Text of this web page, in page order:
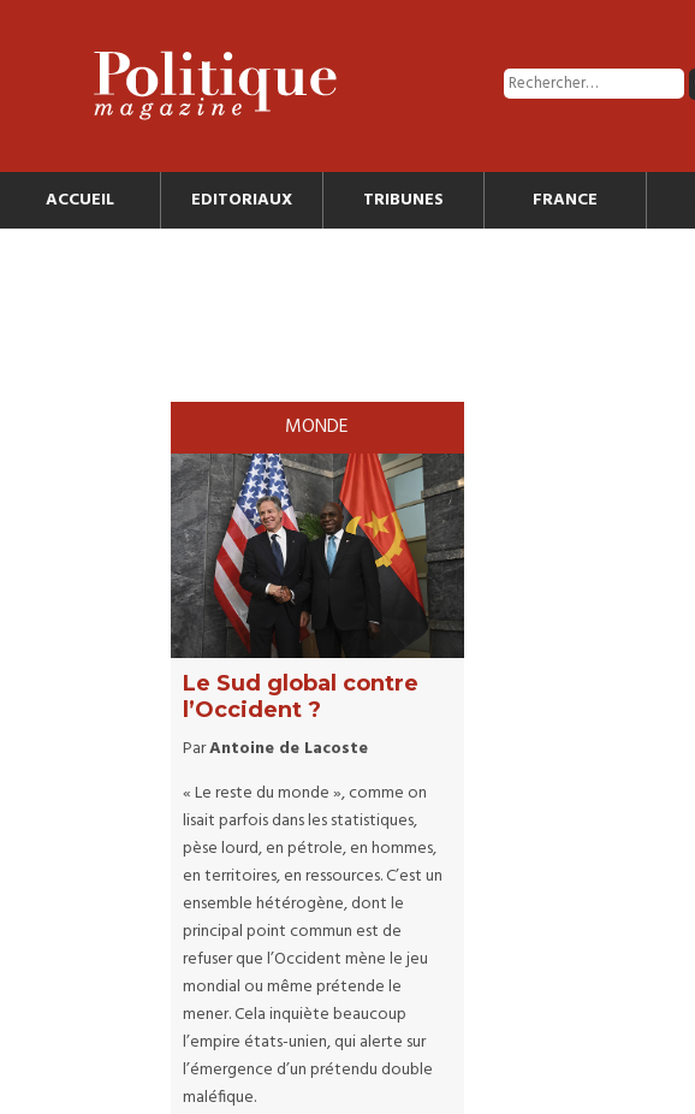
ACCUEIL EDITORIAUX TRIBUNES FRANCE
MONDE
Le Sud global contre
l’Occident ?
ParAntoine de Lacoste
« Le reste du monde », comme on
lisait parfois dans les statistiques,
pèse lourd, en pétrole, en hommes,
en territoires, en ressources. C’est un
ensemble hétérogène, dont le
principal point commun est de
refuser que l’Occident mène le jeu
mondial ou même prétende le
mener. Cela inquiète beaucoup
l’empire états-unien, qui alerte sur
l’émergence d’un prétendu double
maléfique.